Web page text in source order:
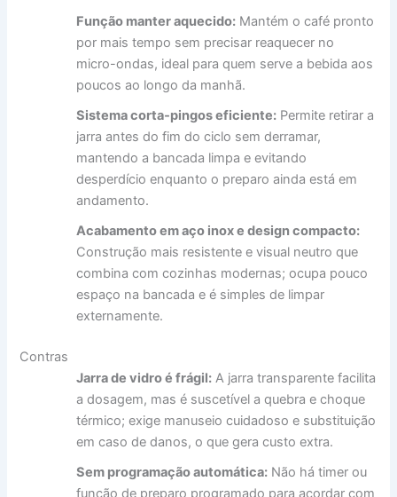
Função manter aquecido: Mantém o café pronto
por mais tempo sem precisar reaquecer no
micro-ondas, ideal para quem serve a bebida aos
poucos ao longo da manhã.
Sistema corta‑pingos eficiente: Permite retirar a
jarra antes do fim do ciclo sem derramar,
mantendo a bancada limpa e evitando
desperdício enquanto o preparo ainda está em
andamento.
Acabamento em aço inox e design compacto:
Construção mais resistente e visual neutro que
combina com cozinhas modernas; ocupa pouco
espaço na bancada e é simples de limpar
externamente.
Contras
Jarra de vidro é frágil: A jarra transparente facilita
a dosagem, mas é suscetível a quebra e choque
térmico; exige manuseio cuidadoso e substituição
em caso de danos, o que gera custo extra.
Sem programação automática: Não há timer ou
função de preparo programado para acordar com